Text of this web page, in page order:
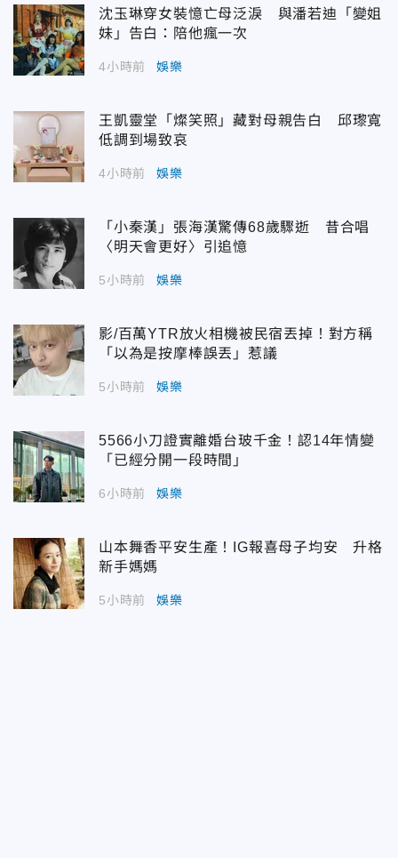
沈玉琳穿女裝憶亡母泛淚 與潘若迪「變姐
妹」告白：陪他瘋一次
4小時前 娛樂
王凱靈堂「燦笑照」藏對母親告白 邱瓈寬
低調到場致哀
4小時前 娛樂
「小秦漢」張海漢驚傳68歲驟逝 昔合唱
〈明天會更好〉引追憶
5小時前 娛樂
影/百萬YTR放火相機被民宿丟掉！對方稱
「以為是按摩棒誤丟」惹議
5小時前 娛樂
5566小刀證實離婚台玻千金！認14年情變
「已經分開一段時間」
6小時前 娛樂
山本舞香平安生產！IG報喜母子均安 升格
新手媽媽
5小時前 娛樂